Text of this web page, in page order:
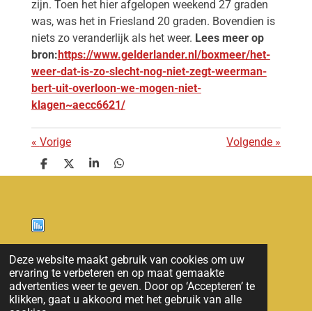
Deze website maakt gebruik van cookies om uw
ervaring te verbeteren en op maat gemaakte
advertenties weer te geven. Door op ‘Accepteren’ te
klikken, gaat u akkoord met het gebruik van alle
zijn. Toen het hier afgelopen weekend 27 graden
was, was het in Friesland 20 graden. Bovendien is
niets zo veranderlijk als het weer. Lees meer op
bron: https://www.gelderlander.nl/boxmeer/het-
weer-dat-is-zo-slecht-nog-niet-zegt-weerman-
bert-uit-overloon-we-mogen-niet-
klagen~aecc6621/
« Vorige Volgende »
D
e
D
e
S
h
D
e
Nieuws
© 2011 - 2026 overloon nieuws